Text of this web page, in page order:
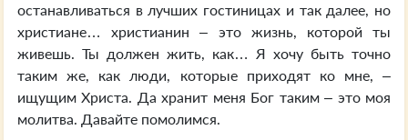
останавливаться в лучших гостиницах и так далее, но
христиане… христианин – это жизнь, которой ты
живешь. Ты должен жить, как… Я хочу быть точно
таким же, как люди, которые приходят ко мне, –
ищущим Христа. Да хранит меня Бог таким – это моя
молитва. Давайте помолимся.